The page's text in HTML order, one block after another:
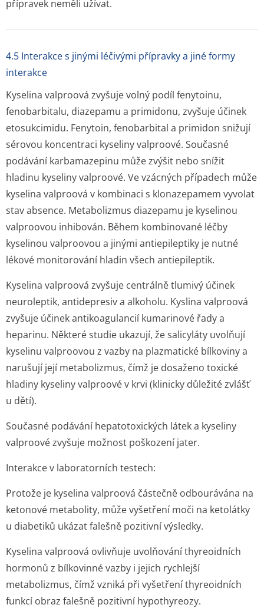
přípravek neměli užívat.
4.5 Interakce s jinými léčivými přípravky a jiné formy
interakce
Kyselina valproová zvyšuje volný podíl fenytoinu,
fenobarbitalu, diazepamu a primidonu, zvyšuje účinek
etosukcimidu. Fenytoin, fenobarbital a primidon snižují
sérovou koncentraci kyseliny valproové. Současné
podávání karbamazepinu může zvýšit nebo snížit
hladinu kyseliny valproové. Ve vzácných případech může
kyselina valproová v kombinaci s klonazepamem vyvolat
stav absence. Metabolizmus diazepamu je kyselinou
valproovou inhibován. Během kombinované léčby
kyselinou valproovou a jinými antiepileptiky je nutné
lékové monitorování hladin všech antiepileptik.
Kyselina valproová zvyšuje centrálně tlumivý účinek
neuroleptik, antidepresiv a alkoholu. Kyslina valproová
zvyšuje účinek antikoagulancií kumarinové řady a
heparinu. Některé studie ukazují, že salicyláty uvolňují
kyselinu valproovou z vazby na plazmatické bílkoviny a
narušují její metabolizmus, čímž je dosaženo toxické
hladiny kyseliny valproové v krvi (klinicky důležité zvlášť
u dětí).
Současné podávání hepatotoxických látek a kyseliny
valproové zvyšuje možnost poškození jater.
Interakce v laboratorních testech:
Protože je kyselina valproová částečně odbourávána na
ketonové metabolity, může vyšetření moči na ketolátky
u diabetiků ukázat falešně pozitivní výsledky.
Kyselina valproová ovlivňuje uvolňování thyreoidních
hormonů z bílkovinné vazby i jejich rychlejší
metabolizmus, čímž vzniká při vyšetření thyreoidních
funkcí obraz falešně pozitivní hypothyreozy.